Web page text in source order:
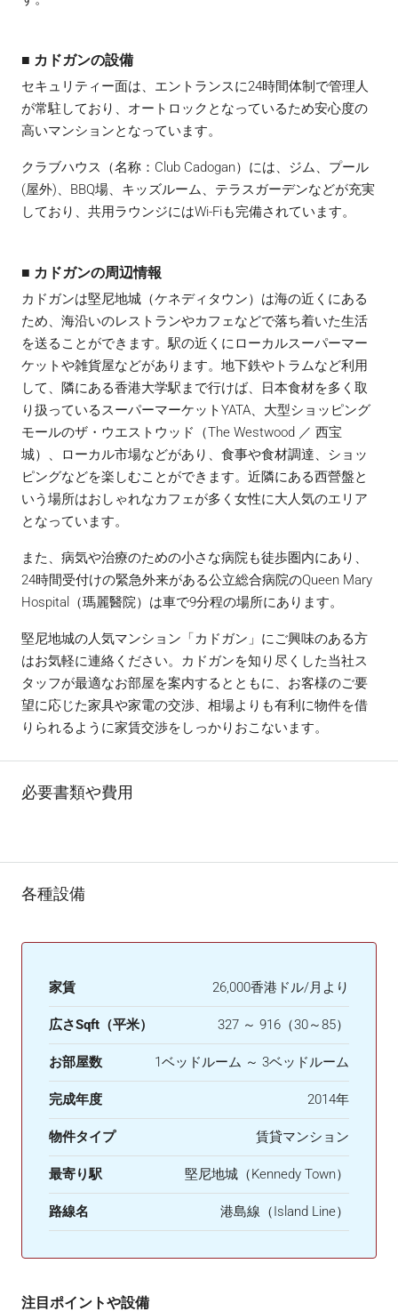
■ カドガンの設備
セキュリティー面は、エントランスに24時間体制で管理人
が常駐しており、オートロックとなっているため安心度の
高いマンションとなっています。
クラブハウス（名称：Club Cadogan）には、ジム、プール
(屋外)、BBQ場、キッズルーム、テラスガーデンなどが充実
しており、共用ラウンジにはWi-Fiも完備されています。
■ カドガンの周辺情報
カドガンは堅尼地城（ケネディタウン）は海の近くにある
ため、海沿いのレストランやカフェなどで落ち着いた生活
を送ることができます。駅の近くにローカルスーパーマー
ケットや雑貨屋などがあります。地下鉄やトラムなど利用
して、隣にある香港大学駅まで行けば、日本食材を多く取
り扱っているスーパーマーケットYATA、大型ショッピング
モールのザ・ウエストウッド（The Westwood ／ 西宝
城）、ローカル市場などがあり、食事や食材調達、ショッ
ピングなどを楽しむことができます。近隣にある西營盤と
いう場所はおしゃれなカフェが多く女性に大人気のエリア
となっています。
また、病気や治療のための小さな病院も徒歩圏内にあり、
24時間受付けの緊急外来がある公立総合病院のQueen Mary
Hospital（瑪麗醫院）は車で9分程の場所にあります。
堅尼地城の人気マンション「カドガン」にご興味のある方
はお気軽に連絡ください。カドガンを知り尽くした当社ス
タッフが最適なお部屋を案内するとともに、お客様のご要
望に応じた家具や家電の交渉、相場よりも有利に物件を借
りられるように家賃交渉をしっかりおこないます。
必要書類や費用
各種設備
家賃 26,000香港ドル/月より
広さSqft（平米） 327 ～ 916（30～85）
お部屋数 1ベッドルーム ～ 3ベッドルーム
完成年度 2014年
物件タイプ 賃貸マンション
最寄り駅 堅尼地城（Kennedy Town）
路線名 港島線（Island Line）
注目ポイントや設備